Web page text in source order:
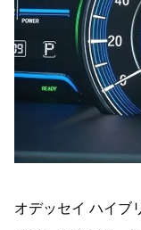
オデッセイ ハイブ